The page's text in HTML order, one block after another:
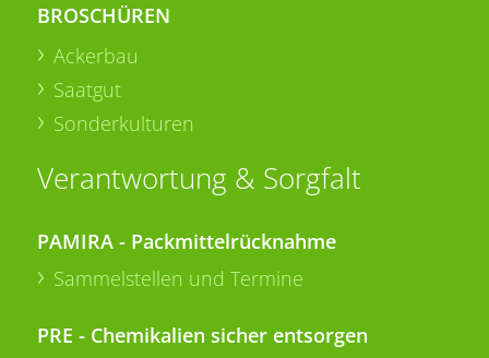
BROSCHÜREN
Ackerbau
Saatgut
Sonderkulturen
Verantwortung & Sorgfalt
PAMIRA - Packmittelrücknahme
Sammelstellen und Termine
PRE - Chemikalien sicher entsorgen